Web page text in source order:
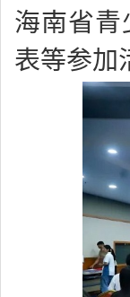
海南省
表等参加